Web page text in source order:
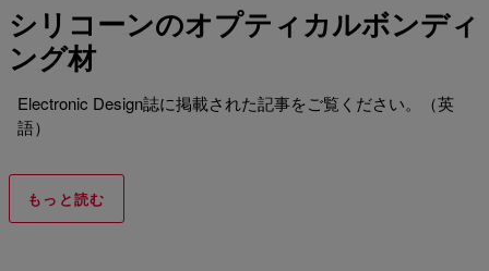
シリコーンのオプティカルボンディ
ング材
Electronic Design誌に掲載された記事をご覧ください。（英
語）
もっと読む